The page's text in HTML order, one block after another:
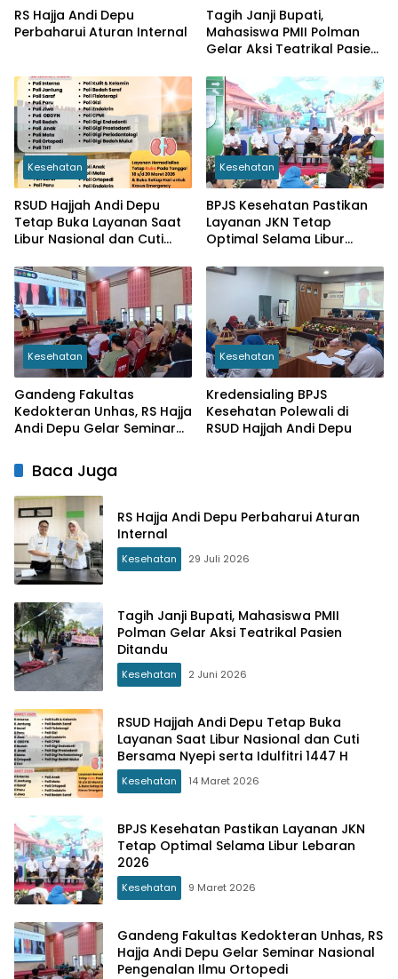
RS Hajja Andi Depu
Perbaharui Aturan Internal
Tagih Janji Bupati,
Mahasiswa PMII Polman
Gelar Aksi Teatrikal Pasien
Kesehatan
RSUD Hajjah Andi Depu
Tetap Buka Layanan Saat
Libur Nasional dan Cuti
Idulfitri 1447 H
Kesehatan
BPJS Kesehatan Pastikan
Layanan JKN Tetap
Optimal Selama Libur
Kesehatan
Gandeng Fakultas
Kedokteran Unhas, RS Hajja
Andi Depu Gelar Seminar
Ortopedi
Kesehatan
Kredensialing BPJS
Kesehatan Polewali di
RSUD Hajjah Andi Depu
Baca Juga
RS Hajja Andi Depu Perbaharui Aturan
Internal
Kesehatan 29 Juli 2026
Tagih Janji Bupati, Mahasiswa PMII
Polman Gelar Aksi Teatrikal Pasien
Ditandu
Kesehatan 2 Juni 2026
RSUD Hajjah Andi Depu Tetap Buka
Layanan Saat Libur Nasional dan Cuti
Bersama Nyepi serta Idulfitri 1447 H
Kesehatan 14 Maret 2026
BPJS Kesehatan Pastikan Layanan JKN
Tetap Optimal Selama Libur Lebaran
2026
Kesehatan 9 Maret 2026
Gandeng Fakultas Kedokteran Unhas, RS
Hajja Andi Depu Gelar Seminar Nasional
Pengenalan Ilmu Ortopedi